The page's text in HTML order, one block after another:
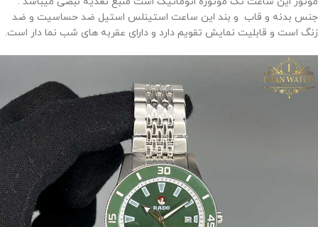
جنس بدنه و قاب و بند این ساعت استینلس استیل ضد حساسیت و ضد
زنگ است و قابلیت نمایش تقویم دارد و دارای عقربه های شب نما دار است.